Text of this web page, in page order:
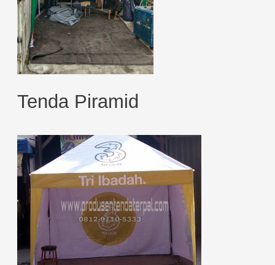
Tenda Piramid